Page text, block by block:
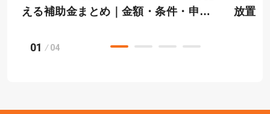
える補助金まとめ｜金額・条件・申請
専門店が解説
放置
01 04